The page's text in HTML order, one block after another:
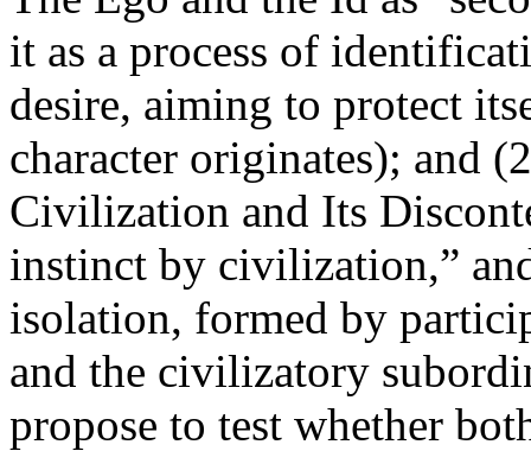
it as a process of
desire, aiming to protect
character originates); and
Civilization and Its
instinct by civilization,”
isolation, formed by
and the civilizatory
propose to test whether